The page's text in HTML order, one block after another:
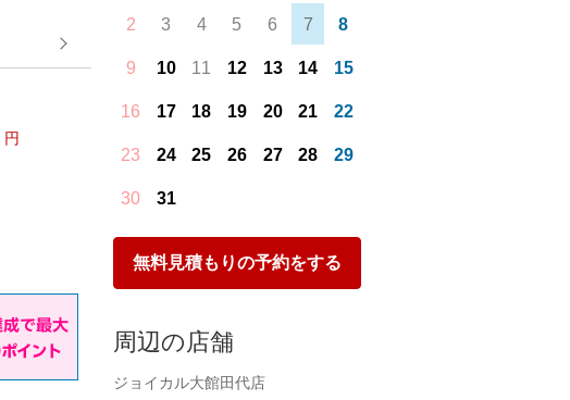
2 3 4 5 6 7 8
9 10 11 12 13 14 15
16 17 18 19 20 21 22
23 24 25 26 27 28 29
30 31
無料見積もりの予約をする
周辺の店舗
ジョイカル大館田代店
円